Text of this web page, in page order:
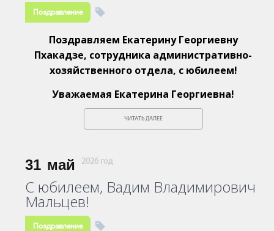
Поздравление
Поздравляем Екатерину Георгиевну
Пхакадзе, сотрудника административно-
хозяйственного отдела, с юбилеем!
Уважаемая Екатерина Георгиевна!
ЧИТАТЬ ДАЛЕЕ
31 май 2026 год
С юбилеем, Вадим Владимирович
Мальцев!
Поздравление